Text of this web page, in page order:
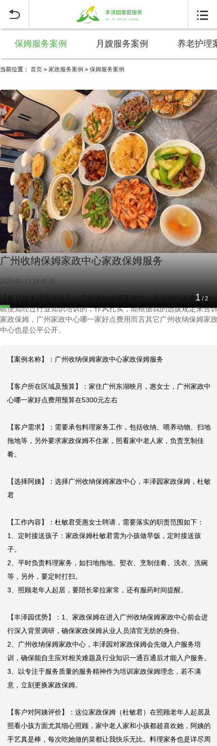
 
保姆服务案例 月嫂服务案例 养老护理
当前位置： 首页 > 家政服务案例 > 保姆服务案例
1/2
广州收纳保姆家政中心家政保姆服务
2025-01-13 19:40:01
【客户对丰泽园评价】：广州收纳保姆家政中心丰泽园的家政保姆
瞧便知经过行业知识培训的，作风扎实，能根据我的选拔规定来告
家政保姆，广州家政中心哪一家好点费用而言其它广州收纳保姆家
中心也是公平公开。
【案例名称】：广州收纳保姆家政中心家政保姆服务
【客户所在区域及预算】：家住广州东湖映月，惠女士，广州家政中
心哪一家好点费用预算在5300元左右
【客户需求】：需要承包料理家务工作，包括收纳、喂养动物、扫地
拖地等，另外要求家政保姆不住家，照看家中老人家，负责烹制佳
肴。
【选择阿姨】：选择广州收纳保姆家政中心，丰泽园家政保姆，杜敏
君
【工作内容】：杜敏君受惠女士聘请，需要落实的职责范围如下：
1、定时接送孩子：家政保姆杜敏君需为小孩做早饭，定时接送孩
子。
2、平时负责料理家务，如扫地拖地、熨衣、烹制佳肴、洗衣、洗碗
等，另外，要定时打扫。
3、照顾老年人起居，要陪长辈拉家常，还有服药时间提醒。
【丰泽园优势】：1、家政保姆在进入广州收纳保姆家政中心前会进
行深入背景调研，确保家政保姆从业人员清官无纺的身份。
2、广州收纳保姆家政中心，丰泽园对家政保姆会先做入户服务培
训，确保能自主应对相关难题及行业知识一通百通后才能入户服务。
3、以专注于服务质量的服务精神作为培训家政保姆理念，若不满
意，立刻更换家政保姆。
【客户对阿姨评价】：这位家政保姆（杜敏君）在照顾老年人起居及
照看小孩方面尤其细心照顾，家中老人家和小孩都超喜欢她，阿姨的
手艺真是棒，每次吃她做的菜都让我快乐无比。料理家务也是详尽周